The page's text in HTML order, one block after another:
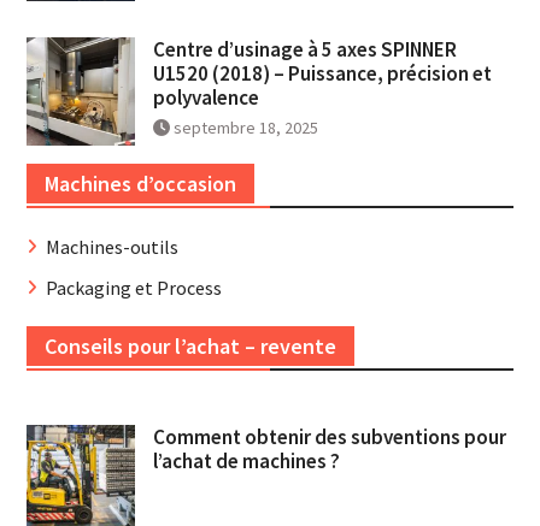
Centre d’usinage à 5 axes SPINNER
U1520 (2018) – Puissance, précision et
polyvalence
septembre 18, 2025
Machines d’occasion
Machines-outils
Packaging et Process
Conseils pour l’achat – revente
Comment obtenir des subventions pour
l’achat de machines ?